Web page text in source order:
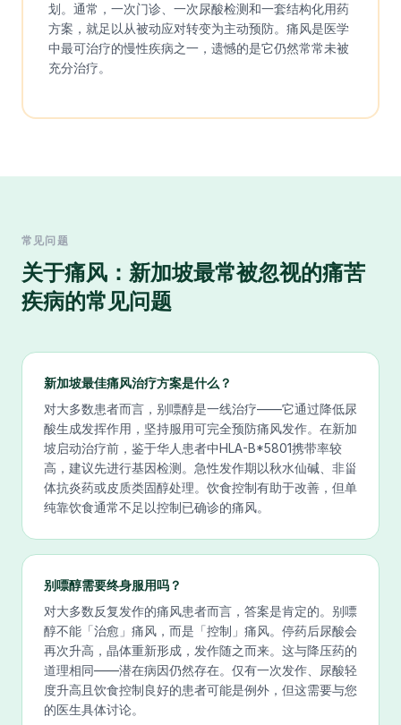
划。通常，一次门诊、一次尿酸检测和一套结构化用药
方案，就足以从被动应对转变为主动预防。痛风是医学
中最可治疗的慢性疾病之一，遗憾的是它仍然常常未被
充分治疗。
常见问题
关于痛风：新加坡最常被忽视的痛苦
疾病的常见问题
新加坡最佳痛风治疗方案是什么？
对大多数患者而言，别嘌醇是一线治疗——它通过降低尿
酸生成发挥作用，坚持服用可完全预防痛风发作。在新加
坡启动治疗前，鉴于华人患者中HLA-B*5801携带率较
高，建议先进行基因检测。急性发作期以秋水仙碱、非甾
体抗炎药或皮质类固醇处理。饮食控制有助于改善，但单
纯靠饮食通常不足以控制已确诊的痛风。
别嘌醇需要终身服用吗？
对大多数反复发作的痛风患者而言，答案是肯定的。别嘌
醇不能「治愈」痛风，而是「控制」痛风。停药后尿酸会
再次升高，晶体重新形成，发作随之而来。这与降压药的
道理相同——潜在病因仍然存在。仅有一次发作、尿酸轻
度升高且饮食控制良好的患者可能是例外，但这需要与您
的医生具体讨论。